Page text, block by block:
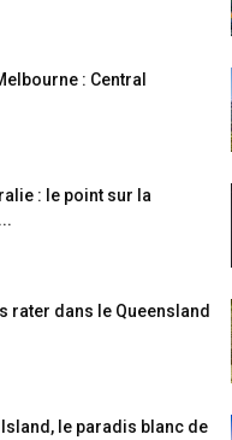
: Central
: le point sur la
rater dans le Queensland
le paradis blanc de